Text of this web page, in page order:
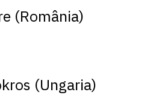
(Ungaria)